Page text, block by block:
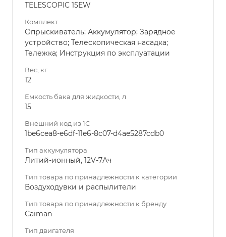
TELESCOPIC 15EW
Комплект
Опрыскиватель; Аккумулятор; Зарядное
устройство; Телескопическая насадка;
Тележка; Инструкция по эксплуатации
Вес, кг
12
Емкость бака для жидкости, л
15
Внешний код из 1С
1be6cea8-e6df-11e6-8c07-d4ae5287cdb0
Тип аккумулятора
Литий-ионный, 12V-7Ач
Тип товара по принадлежности к категории
Воздуходувки и распылители
Тип товара по принадлежности к бренду
Caiman
Тип двигателя